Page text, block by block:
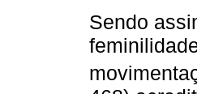
Sendo